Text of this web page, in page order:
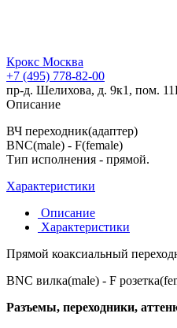
Крокс Москва
+7 (495) 778-82-00
пр-д. Шелихова, д. 9к1, пом.
Описание
ВЧ переходник(адаптер)
BNC(male) - F(female)
Тип исполнения - прямой.
Характеристики
Описание
Характеристики
Прямой коаксиальный
BNC вилка(male) - F
Разъемы, переходники,